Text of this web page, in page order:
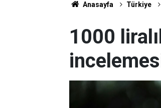
Anasayfa Türkiye
1000